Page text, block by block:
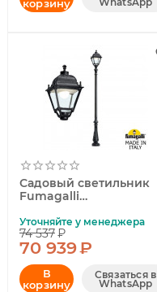
корзину
Садовый светильник
Fumagalli
Уточняйте у менеджера
74 537₽
70 939₽
В
корзину
Связаться в
WhatsApp